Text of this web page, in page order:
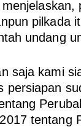
pilkada
undang
saja kami
persiapan
tentang